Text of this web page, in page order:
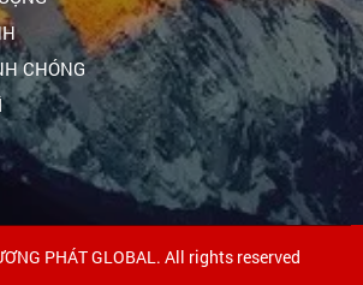
CHÓNG
PHÁT GLOBAL. All rights reserved